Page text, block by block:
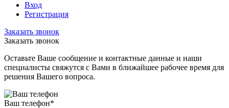
Вход
Регистрация
Заказать звонок
Заказать звонок
Оставьте Ваше сообщение и контактные данные и наши
специалисты свяжутся с Вами в ближайшее рабочее время для
решения Вашего вопроса.
Ваш телефон*